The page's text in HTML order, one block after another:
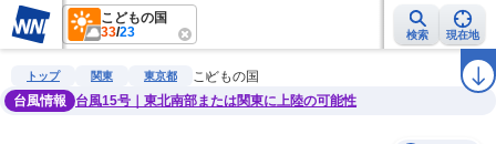
こどもの国
33/23 検索 現在地
雨雲レーダー 台風情報 地震情報 ラ
トップ 関東 東京都
こどもの国
台風情報
台風15号｜東北南部または関東に上陸の可能性